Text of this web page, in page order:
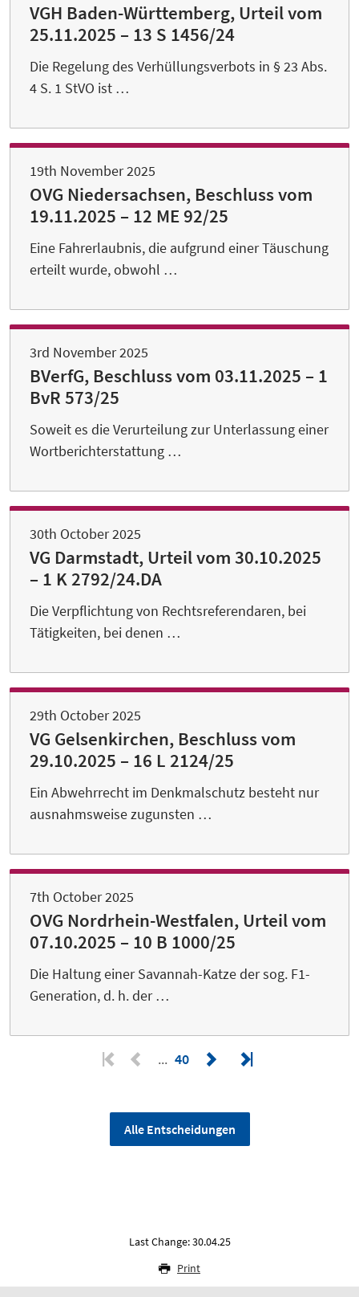
VGH Baden-Württemberg, Urteil vom
25.11.2025 – 13 S 1456/24
Die Regelung des Verhüllungsverbots in § 23 Abs.
4 S. 1 StVO ist …
19th November 2025
OVG Niedersachsen, Beschluss vom
19.11.2025 – 12 ME 92/25
Eine Fahrerlaubnis, die aufgrund einer Täuschung
erteilt wurde, obwohl …
3rd November 2025
BVerfG, Beschluss vom 03.11.2025 – 1
BvR 573/25
Soweit es die Verurteilung zur Unterlassung einer
Wortberichterstattung …
30th October 2025
VG Darmstadt, Urteil vom 30.10.2025
– 1 K 2792/24.DA
Die Verpflichtung von Rechtsreferendaren, bei
Tätigkeiten, bei denen …
29th October 2025
VG Gelsenkirchen, Beschluss vom
29.10.2025 – 16 L 2124/25
Ein Abwehrrecht im Denkmalschutz besteht nur
ausnahmsweise zugunsten …
7th October 2025
OVG Nordrhein-Westfalen, Urteil vom
07.10.2025 – 10 B 1000/25
Die Haltung einer Savannah-Katze der sog. F1-
Generation, d. h. der …
40
Alle Entscheidungen
Last Change: 30.04.25
Print